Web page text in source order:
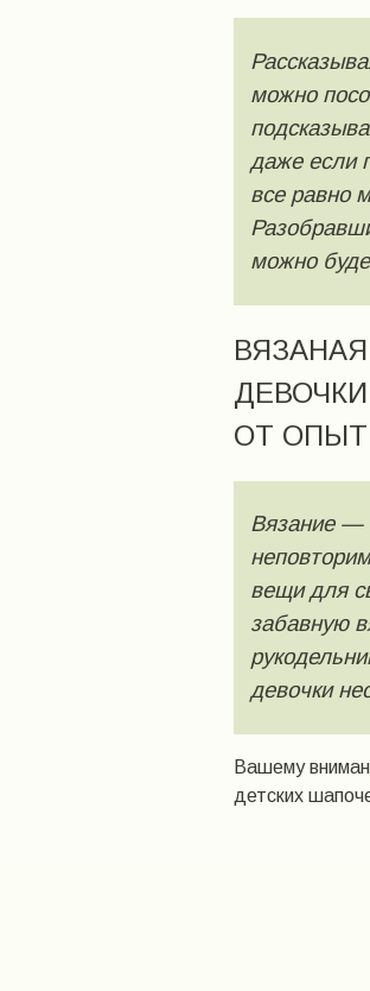
можно
даже если
все равно
можно
ОТ
Вязание —
вещи для
забавную
девочки
Вашему
детских